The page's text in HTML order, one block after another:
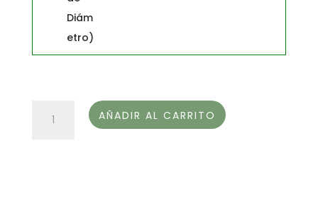
AÑADIR AL CARRITO